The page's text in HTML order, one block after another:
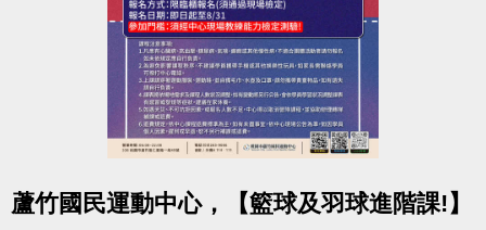
蘆竹國民運動中心，【籃球及羽球進階課!】